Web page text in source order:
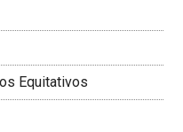
Equitativos